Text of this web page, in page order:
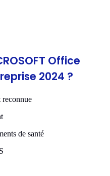
Office
2024 ?
reconnue
de santé